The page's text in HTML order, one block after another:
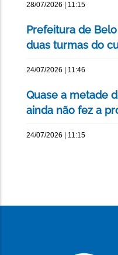
28/07/2026 | 11:15
Prefeitura de
duas turmas do
24/07/2026 | 11:46
Quase a metade
ainda não fez a
24/07/2026 | 11:15